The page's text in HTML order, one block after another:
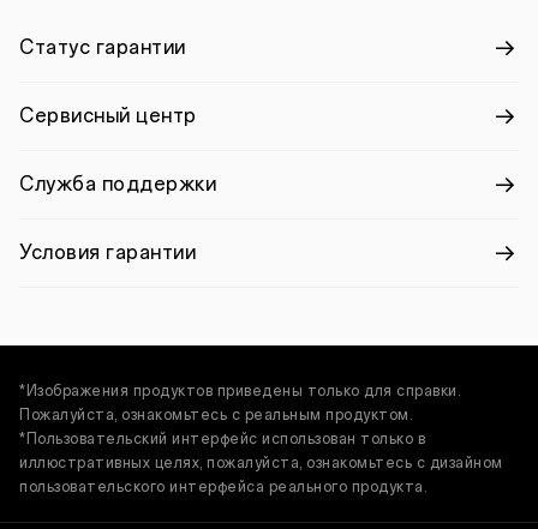
Статус гарантии
Сервисный центр
Служба поддержки
Условия гарантии
*Изображения продуктов приведены только для справки.
Пожалуйста, ознакомьтесь с реальным продуктом.
*Пользовательский интерфейс использован только в
иллюстративных целях, пожалуйста, ознакомьтесь с дизайном
пользовательского интерфейса реального продукта.